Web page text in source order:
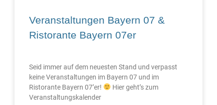
Veranstaltungen Bayern 07 &
Ristorante Bayern 07er
Seid immer auf dem neuesten Stand und verpasst
keine Veranstaltungen im Bayern 07 und im
Ristorante Bayern 07’er!
Hier geht’s zum
Veranstaltungskalender